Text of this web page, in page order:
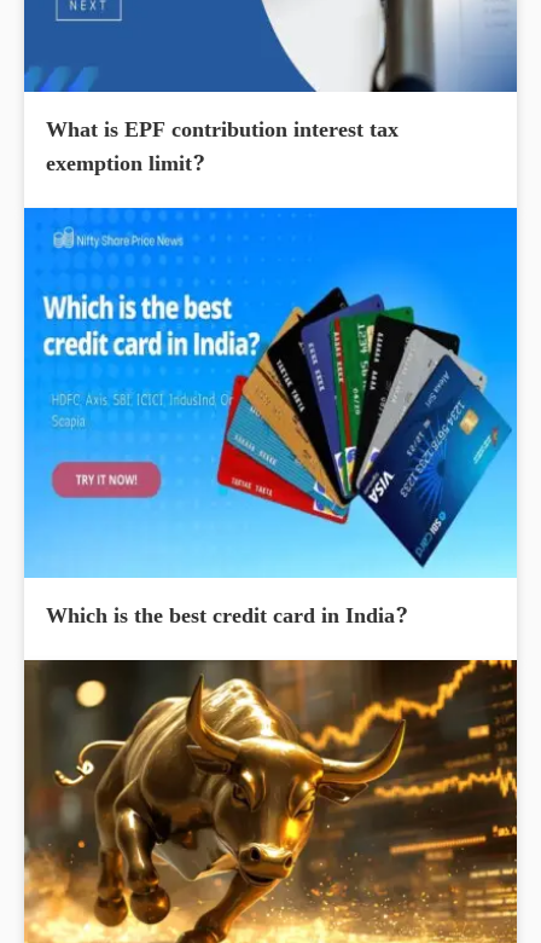
What is EPF contribution interest tax
exemption limit?
Which is the best credit card in India?